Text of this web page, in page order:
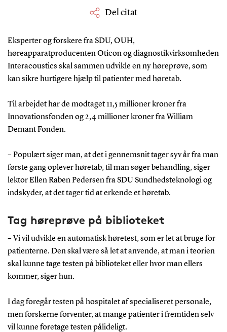
Del citat
Eksperter og forskere fra SDU, OUH,
høreapparatproducenten Oticon og diagnostikvirksomheden
Interacoustics skal sammen udvikle en ny høreprøve, som
kan sikre hurtigere hjælp til patienter med høretab.
Til arbejdet har de modtaget 11,5 millioner kroner fra
Innovationsfonden og 2,4 millioner kroner fra William
Demant Fonden.
– Populært siger man, at det i gennemsnit tager syv år fra man
første gang oplever høretab, til man søger behandling, siger
lektor Ellen Raben Pedersen fra SDU Sundhedsteknologi og
indskyder, at det tager tid at erkende et høretab.
Tag høreprøve på biblioteket
– Vi vil udvikle en automatisk høretest, som er let at bruge for
patienterne. Den skal være så let at anvende, at man i teorien
skal kunne tage testen på biblioteket eller hvor man ellers
kommer, siger hun.
I dag foregår testen på hospitalet af specialiseret personale,
men forskerne forventer, at mange patienter i fremtiden selv
vil kunne foretage testen pålideligt.